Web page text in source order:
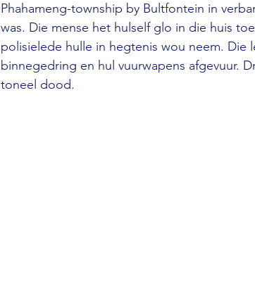
Phahameng-township by Bultfontein in
was. Die mense het hulself glo in die huis
polisielede hulle in hegtenis wou neem. Die
binnegedring en hul vuurwapens afgevuur.
toneel dood.